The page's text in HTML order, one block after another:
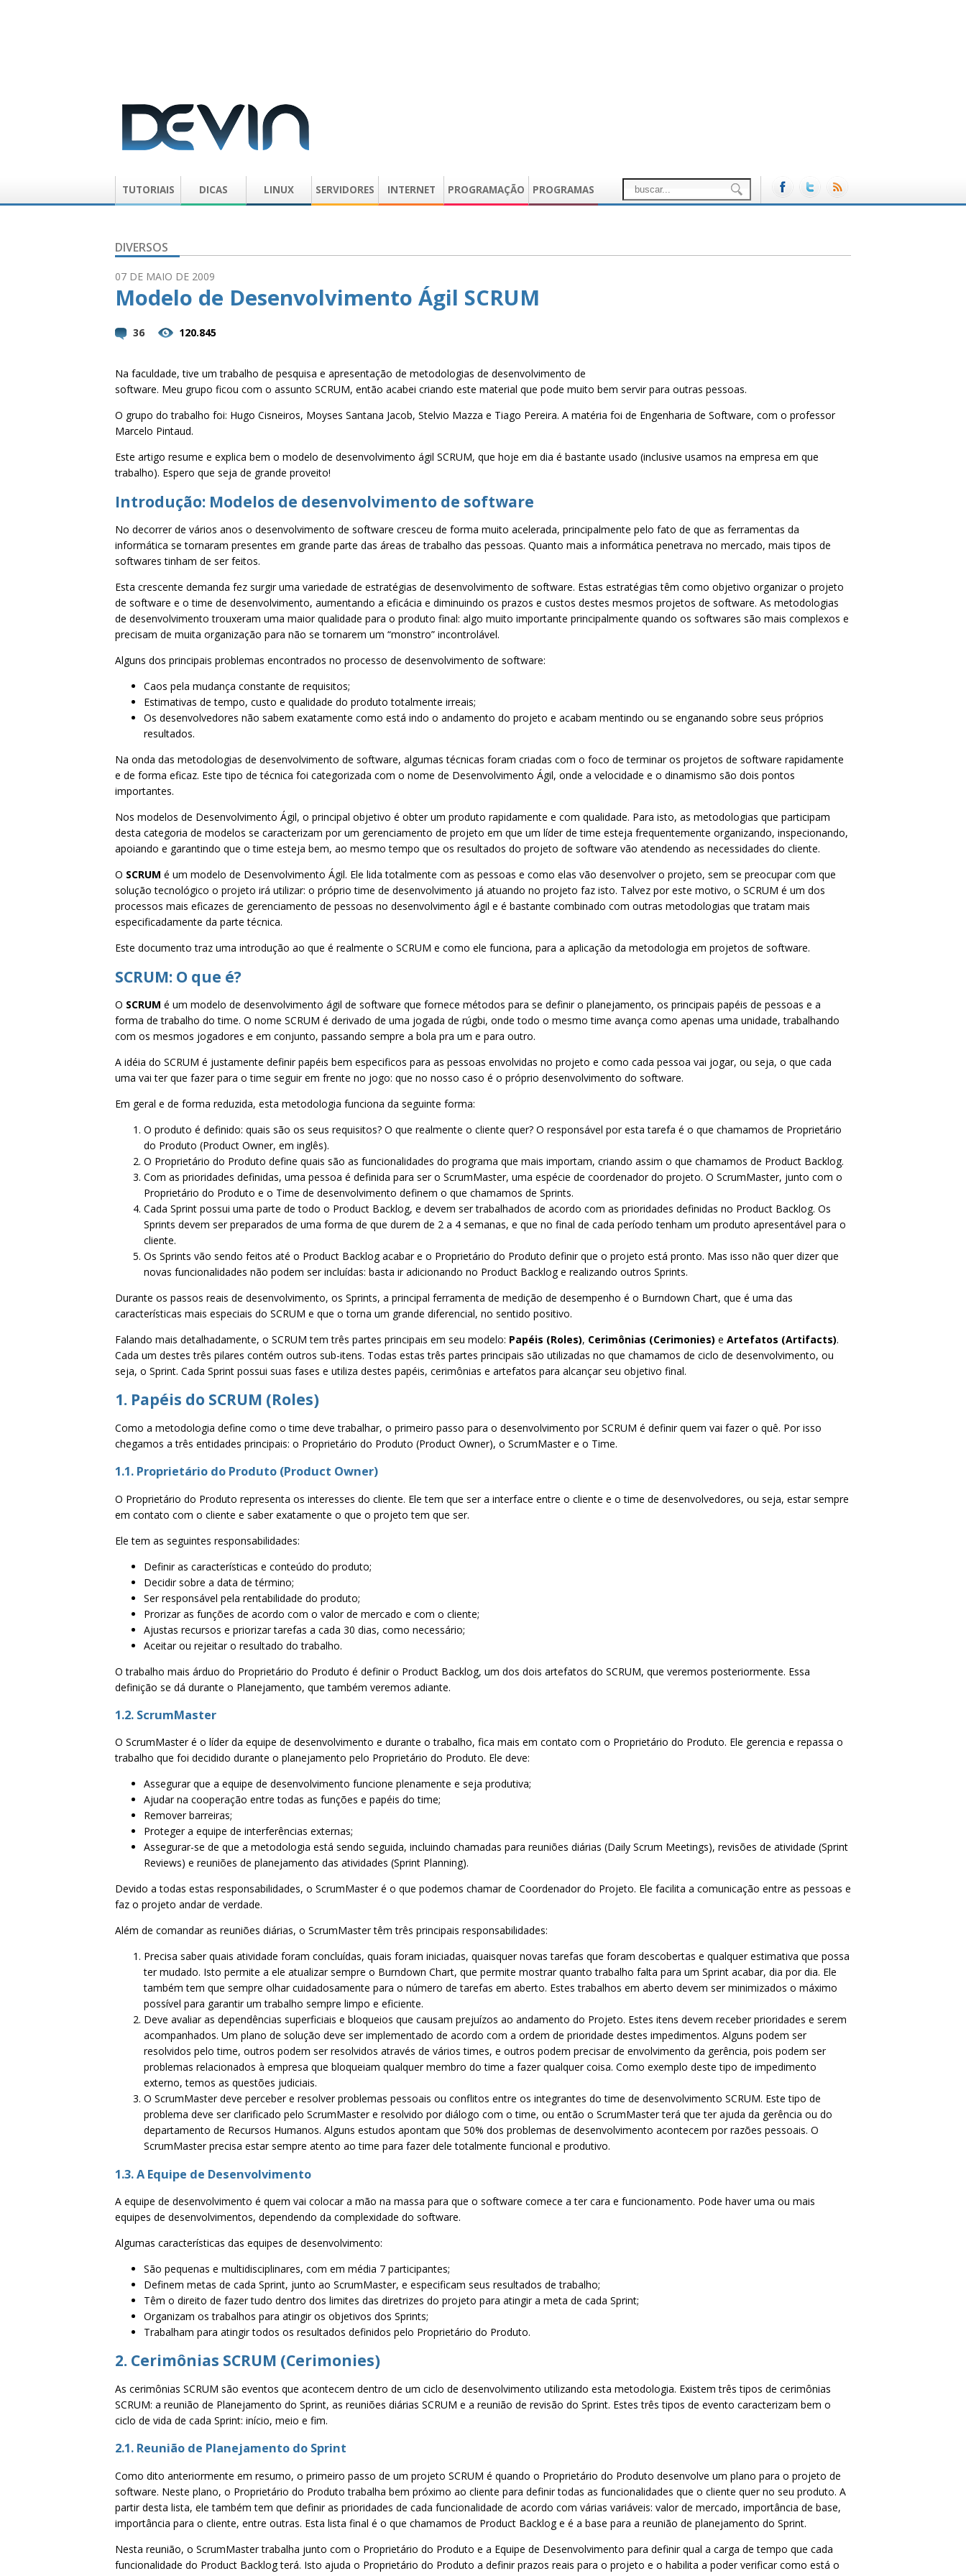
TUTORIAIS DICAS LINUX SERVIDORES INTERNET PROGRAMAÇÃO PROGRAMAS
DIVERSOS
07 DE MAIO DE 2009
Modelo de Desenvolvimento Ágil SCRUM
36 120.845
Na faculdade, tive um trabalho de pesquisa e apresentação de metodologias de desenvolvimento de
software. Meu grupo ficou com o assunto SCRUM, então acabei criando este material que pode muito bem servir para outras pessoas.
O grupo do trabalho foi: Hugo Cisneiros, Moyses Santana Jacob, Stelvio Mazza e Tiago Pereira. A matéria foi de Engenharia de Software, com o professor
Marcelo Pintaud.
Este artigo resume e explica bem o modelo de desenvolvimento ágil SCRUM, que hoje em dia é bastante usado (inclusive usamos na empresa em que
trabalho). Espero que seja de grande proveito!
Introdução: Modelos de desenvolvimento de software
No decorrer de vários anos o desenvolvimento de software cresceu de forma muito acelerada, principalmente pelo fato de que as ferramentas da
informática se tornaram presentes em grande parte das áreas de trabalho das pessoas. Quanto mais a informática penetrava no mercado, mais tipos de
softwares tinham de ser feitos.
Esta crescente demanda fez surgir uma variedade de estratégias de desenvolvimento de software. Estas estratégias têm como objetivo organizar o projeto
de software e o time de desenvolvimento, aumentando a eficácia e diminuindo os prazos e custos destes mesmos projetos de software. As metodologias
de desenvolvimento trouxeram uma maior qualidade para o produto final: algo muito importante principalmente quando os softwares são mais complexos e
precisam de muita organização para não se tornarem um “monstro” incontrolável.
Alguns dos principais problemas encontrados no processo de desenvolvimento de software:
Caos pela mudança constante de requisitos;
Estimativas de tempo, custo e qualidade do produto totalmente irreais;
Os desenvolvedores não sabem exatamente como está indo o andamento do projeto e acabam mentindo ou se enganando sobre seus próprios
resultados.
Na onda das metodologias de desenvolvimento de software, algumas técnicas foram criadas com o foco de terminar os projetos de software rapidamente
e de forma eficaz. Este tipo de técnica foi categorizada com o nome de Desenvolvimento Ágil, onde a velocidade e o dinamismo são dois pontos
importantes.
Nos modelos de Desenvolvimento Ágil, o principal objetivo é obter um produto rapidamente e com qualidade. Para isto, as metodologias que participam
desta categoria de modelos se caracterizam por um gerenciamento de projeto em que um líder de time esteja frequentemente organizando, inspecionando,
apoiando e garantindo que o time esteja bem, ao mesmo tempo que os resultados do projeto de software vão atendendo as necessidades do cliente.
O SCRUM é um modelo de Desenvolvimento Ágil. Ele lida totalmente com as pessoas e como elas vão desenvolver o projeto, sem se preocupar com que
solução tecnológico o projeto irá utilizar: o próprio time de desenvolvimento já atuando no projeto faz isto. Talvez por este motivo, o SCRUM é um dos
processos mais eficazes de gerenciamento de pessoas no desenvolvimento ágil e é bastante combinado com outras metodologias que tratam mais
especificadamente da parte técnica.
Este documento traz uma introdução ao que é realmente o SCRUM e como ele funciona, para a aplicação da metodologia em projetos de software.
SCRUM: O que é?
O SCRUM é um modelo de desenvolvimento ágil de software que fornece métodos para se definir o planejamento, os principais papéis de pessoas e a
forma de trabalho do time. O nome SCRUM é derivado de uma jogada de rúgbi, onde todo o mesmo time avança como apenas uma unidade, trabalhando
com os mesmos jogadores e em conjunto, passando sempre a bola pra um e para outro.
A idéia do SCRUM é justamente definir papéis bem especificos para as pessoas envolvidas no projeto e como cada pessoa vai jogar, ou seja, o que cada
uma vai ter que fazer para o time seguir em frente no jogo: que no nosso caso é o próprio desenvolvimento do software.
Em geral e de forma reduzida, esta metodologia funciona da seguinte forma:
O produto é definido: quais são os seus requisitos? O que realmente o cliente quer? O responsável por esta tarefa é o que chamamos de Proprietário
do Produto (Product Owner, em inglês).
O Proprietário do Produto define quais são as funcionalidades do programa que mais importam, criando assim o que chamamos de Product Backlog.
Com as prioridades definidas, uma pessoa é definida para ser o ScrumMaster, uma espécie de coordenador do projeto. O ScrumMaster, junto com o
Proprietário do Produto e o Time de desenvolvimento definem o que chamamos de Sprints.
Cada Sprint possui uma parte de todo o Product Backlog, e devem ser trabalhados de acordo com as prioridades definidas no Product Backlog. Os
Sprints devem ser preparados de uma forma de que durem de 2 a 4 semanas, e que no final de cada período tenham um produto apresentável para o
cliente.
Os Sprints vão sendo feitos até o Product Backlog acabar e o Proprietário do Produto definir que o projeto está pronto. Mas isso não quer dizer que
novas funcionalidades não podem ser incluídas: basta ir adicionando no Product Backlog e realizando outros Sprints.
Durante os passos reais de desenvolvimento, os Sprints, a principal ferramenta de medição de desempenho é o Burndown Chart, que é uma das
características mais especiais do SCRUM e que o torna um grande diferencial, no sentido positivo.
Falando mais detalhadamente, o SCRUM tem três partes principais em seu modelo: Papéis (Roles), Cerimônias (Cerimonies) e Artefatos (Artifacts).
Cada um destes três pilares contém outros sub-itens. Todas estas três partes principais são utilizadas no que chamamos de ciclo de desenvolvimento, ou
seja, o Sprint. Cada Sprint possui suas fases e utiliza destes papéis, cerimônias e artefatos para alcançar seu objetivo final.
1. Papéis do SCRUM (Roles)
Como a metodologia define como o time deve trabalhar, o primeiro passo para o desenvolvimento por SCRUM é definir quem vai fazer o quê. Por isso
chegamos a três entidades principais: o Proprietário do Produto (Product Owner), o ScrumMaster e o Time.
1.1. Proprietário do Produto (Product Owner)
O Proprietário do Produto representa os interesses do cliente. Ele tem que ser a interface entre o cliente e o time de desenvolvedores, ou seja, estar sempre
em contato com o cliente e saber exatamente o que o projeto tem que ser.
Ele tem as seguintes responsabilidades:
Definir as características e conteúdo do produto;
Decidir sobre a data de término;
Ser responsável pela rentabilidade do produto;
Prorizar as funções de acordo com o valor de mercado e com o cliente;
Ajustas recursos e priorizar tarefas a cada 30 dias, como necessário;
Aceitar ou rejeitar o resultado do trabalho.
O trabalho mais árduo do Proprietário do Produto é definir o Product Backlog, um dos dois artefatos do SCRUM, que veremos posteriormente. Essa
definição se dá durante o Planejamento, que também veremos adiante.
1.2. ScrumMaster
O ScrumMaster é o líder da equipe de desenvolvimento e durante o trabalho, fica mais em contato com o Proprietário do Produto. Ele gerencia e repassa o
trabalho que foi decidido durante o planejamento pelo Proprietário do Produto. Ele deve:
Assegurar que a equipe de desenvolvimento funcione plenamente e seja produtiva;
Ajudar na cooperação entre todas as funções e papéis do time;
Remover barreiras;
Proteger a equipe de interferências externas;
Assegurar-se de que a metodologia está sendo seguida, incluindo chamadas para reuniões diárias (Daily Scrum Meetings), revisões de atividade (Sprint
Reviews) e reuniões de planejamento das atividades (Sprint Planning).
Devido a todas estas responsabilidades, o ScrumMaster é o que podemos chamar de Coordenador do Projeto. Ele facilita a comunicação entre as pessoas e
faz o projeto andar de verdade.
Além de comandar as reuniões diárias, o ScrumMaster têm três principais responsabilidades:
Precisa saber quais atividade foram concluídas, quais foram iniciadas, quaisquer novas tarefas que foram descobertas e qualquer estimativa que possa
ter mudado. Isto permite a ele atualizar sempre o Burndown Chart, que permite mostrar quanto trabalho falta para um Sprint acabar, dia por dia. Ele
também tem que sempre olhar cuidadosamente para o número de tarefas em aberto. Estes trabalhos em aberto devem ser minimizados o máximo
possível para garantir um trabalho sempre limpo e eficiente.
Deve avaliar as dependências superficiais e bloqueios que causam prejuízos ao andamento do Projeto. Estes itens devem receber prioridades e serem
acompanhados. Um plano de solução deve ser implementado de acordo com a ordem de prioridade destes impedimentos. Alguns podem ser
resolvidos pelo time, outros podem ser resolvidos através de vários times, e outros podem precisar de envolvimento da gerência, pois podem ser
problemas relacionados à empresa que bloqueiam qualquer membro do time a fazer qualquer coisa. Como exemplo deste tipo de impedimento
externo, temos as questões judiciais.
O ScrumMaster deve perceber e resolver problemas pessoais ou conflitos entre os integrantes do time de desenvolvimento SCRUM. Este tipo de
problema deve ser clarificado pelo ScrumMaster e resolvido por diálogo com o time, ou então o ScrumMaster terá que ter ajuda da gerência ou do
departamento de Recursos Humanos. Alguns estudos apontam que 50% dos problemas de desenvolvimento acontecem por razões pessoais. O
ScrumMaster precisa estar sempre atento ao time para fazer dele totalmente funcional e produtivo.
1.3. A Equipe de Desenvolvimento
A equipe de desenvolvimento é quem vai colocar a mão na massa para que o software comece a ter cara e funcionamento. Pode haver uma ou mais
equipes de desenvolvimentos, dependendo da complexidade do software.
Algumas características das equipes de desenvolvimento:
São pequenas e multidisciplinares, com em média 7 participantes;
Definem metas de cada Sprint, junto ao ScrumMaster, e especificam seus resultados de trabalho;
Têm o direito de fazer tudo dentro dos limites das diretrizes do projeto para atingir a meta de cada Sprint;
Organizam os trabalhos para atingir os objetivos dos Sprints;
Trabalham para atingir todos os resultados definidos pelo Proprietário do Produto.
2. Cerimônias SCRUM (Cerimonies)
As cerimônias SCRUM são eventos que acontecem dentro de um ciclo de desenvolvimento utilizando esta metodologia. Existem três tipos de cerimônias
SCRUM: a reunião de Planejamento do Sprint, as reuniões diárias SCRUM e a reunião de revisão do Sprint. Estes três tipos de evento caracterizam bem o
ciclo de vida de cada Sprint: início, meio e fim.
2.1. Reunião de Planejamento do Sprint
Como dito anteriormente em resumo, o primeiro passo de um projeto SCRUM é quando o Proprietário do Produto desenvolve um plano para o projeto de
software. Neste plano, o Proprietário do Produto trabalha bem próximo ao cliente para definir todas as funcionalidades que o cliente quer no seu produto. A
partir desta lista, ele também tem que definir as prioridades de cada funcionalidade de acordo com várias variáveis: valor de mercado, importância de base,
importância para o cliente, entre outras. Esta lista final é o que chamamos de Product Backlog e é a base para a reunião de planejamento do Sprint.
Nesta reunião, o ScrumMaster trabalha junto com o Proprietário do Produto e a Equipe de Desenvolvimento para definir qual a carga de tempo que cada
funcionalidade do Product Backlog terá. Isto ajuda o Proprietário do Produto a definir prazos reais para o projeto e o habilita a poder verificar como está o